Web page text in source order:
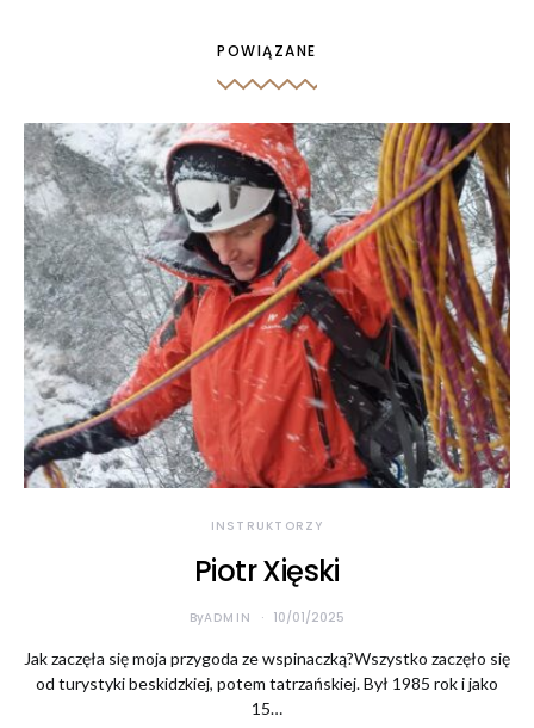
POWIĄZANE
INSTRUKTORZY
Piotr Xięski
ByADMIN 10/01/2025
Jak zaczęła się moja przygoda ze wspinaczką?Wszystko zaczęło się
od turystyki beskidzkiej, potem tatrzańskiej. Był 1985 rok i jako
15…